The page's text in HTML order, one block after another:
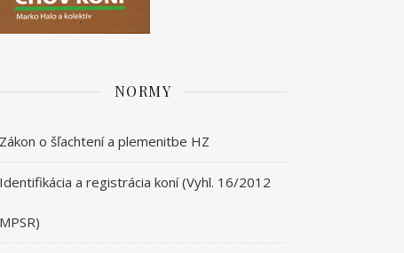
NORMY
Zákon o šľachtení a plemenitbe HZ
Identifikácia a registrácia koní (Vyhl. 16/2012
MPSR)